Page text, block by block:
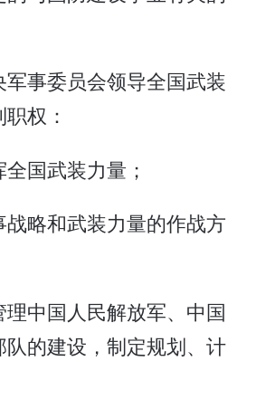
事委员会领导全国武装
权：
全国武装力量；
战略和武装力量的作战方
理中国人民解放军、中国
队的建设，制定规划、计